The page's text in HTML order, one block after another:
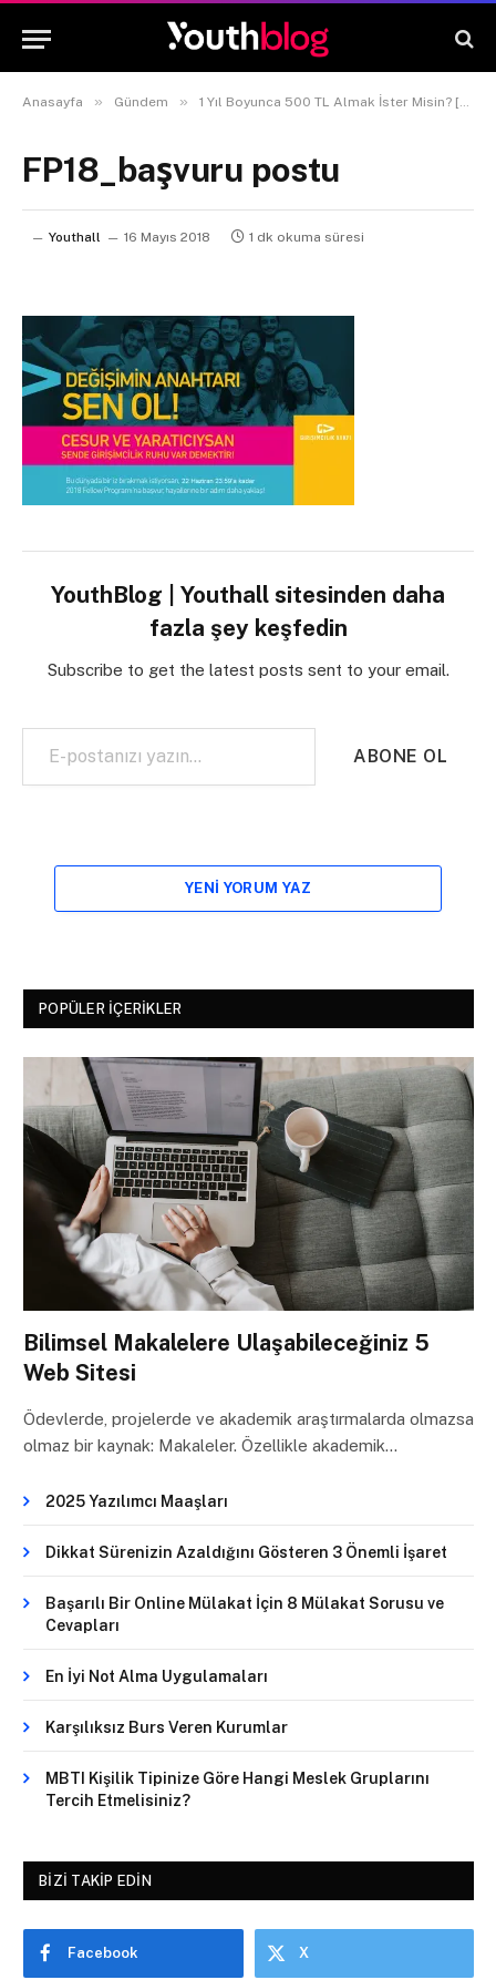
Anasayfa » Gündem » 1 Yıl Boyunca 500 TL Almak İster Misin? [Girişimcilik Vakfı Fellow 2018]
FP18_başvuru postu
Youthall 16 Mayıs 2018 1 dk okuma süresi
YouthBlog | Youthall sitesinden daha
fazla şey keşfedin
Subscribe to get the latest posts sent to your email.
E-postanızı yazın…
ABONE OL
YENI YORUM YAZ
POPÜLER İÇERIKLER
Bilimsel Makalelere Ulaşabileceğiniz 5
Web Sitesi
Ödevlerde, projelerde ve akademik araştırmalarda olmazsa
olmaz bir kaynak: Makaleler. Özellikle akademik…
2025 Yazılımcı Maaşları
Dikkat Sürenizin Azaldığını Gösteren 3 Önemli İşaret
Başarılı Bir Online Mülakat İçin 8 Mülakat Sorusu ve
Cevapları
En İyi Not Alma Uygulamaları
Karşılıksız Burs Veren Kurumlar
MBTI Kişilik Tipinize Göre Hangi Meslek Gruplarını
Tercih Etmelisiniz?
BIZI TAKIP EDIN
Facebook X